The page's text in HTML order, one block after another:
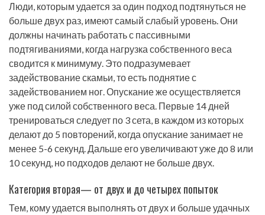
Люди, которым удается за один подход подтянуться не
больше двух раз, имеют самый слабый уровень. Они
должны начинать работать с пассивными
подтягиваниями, когда нагрузка собственного веса
сводится к минимуму. Это подразумевает
задействование скамьи, то есть поднятие с
задействованием ног. Опускание же осуществляется
уже под силой собственного веса. Первые 14 дней
тренироваться следует по 3 сета, в каждом из которых
делают до 5 повторений, когда опускание занимает не
менее 5-6 секунд. Дальше его увеличивают уже до 8 или
10 секунд, но подходов делают не больше двух.
Категория вторая— от двух и до четырех попыток
Тем, кому удается выполнять от двух и больше удачных